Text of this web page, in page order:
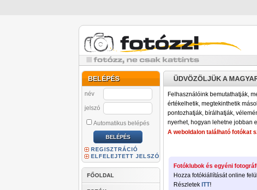
BELÉPÉS
név
jelszó
Automatikus belépés
REGISZTRÁCIÓ
ELFELEJTETT JELSZÓ
FŐOLDAL
ÜDVÖZÖLJÜK A
Felhasználóink bemutathatják,
értékelhetik, megtekinthetik
pontozhatják, bírálhatják,
nyerhet, hogyan lehetne jobban
A weboldalon található fotókat
Fotóklubok és egyéni
Hozza fotókiállítását online
Részletek ITT!